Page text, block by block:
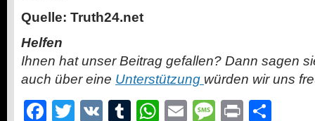
Quelle: Truth24.net
Helfen
Ihnen hat unser Beitrag gefallen? Dann sagen
auch über eine Unterstützung würden wir uns
Facebook
Twitter
VK Tumblr
WhatsApp
EmailMessage
Print